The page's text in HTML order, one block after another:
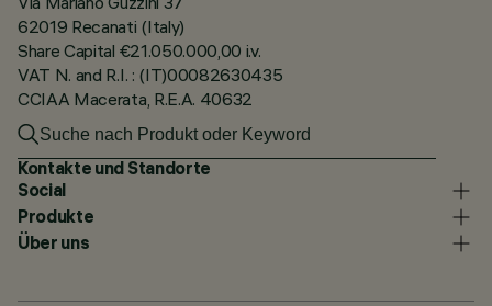
62019 Recanati (Italy)
Share Capital €21.050.000,00 i.v.
VAT N. and R.I. : (IT)00082630435
CCIAA Macerata, R.E.A. 40632
Kontakte und Standorte
Social
Produkte
Über uns